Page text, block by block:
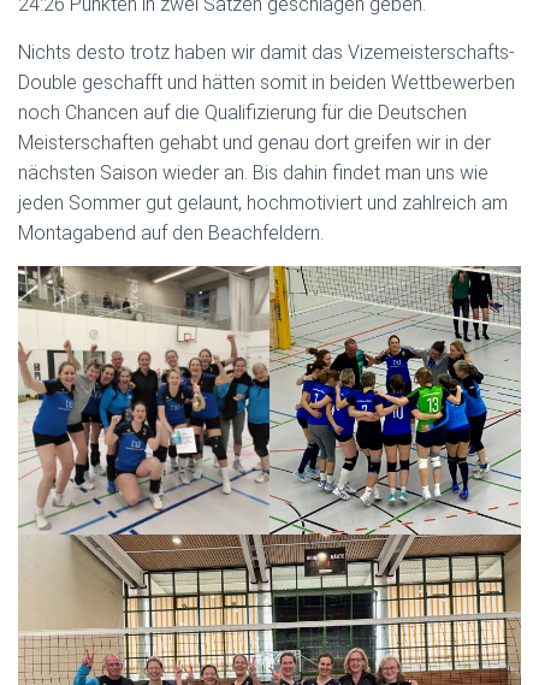
Nichts desto trotz haben wir damit das Vizemeisterschafts-
Double geschafft und hätten somit in beiden Wettbewerben
noch Chancen auf die Qualifizierung für die Deutschen
Meisterschaften gehabt und genau dort greifen wir in der
nächsten Saison wieder an. Bis dahin findet man uns wie
jeden Sommer gut gelaunt, hochmotiviert und zahlreich am
Montagabend auf den Beachfeldern.